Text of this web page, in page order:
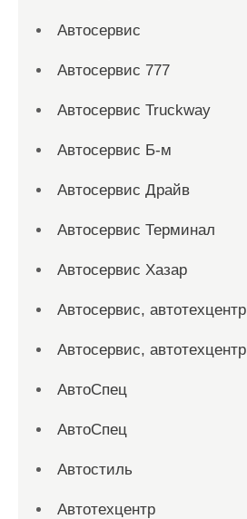
Автосервис
Автосервис 777
Автосервис Truckway
Автосервис Б-м
Автосервис Драйв
Автосервис Терминал
Автосервис Хазар
Автосервис, автотехцентр
Автосервис, автотехцентр
АвтоСпец
АвтоСпец
Автостиль
Автотехцентр